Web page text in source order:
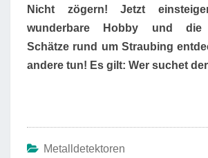
Nicht zögern! Jetzt
wunderbare Hobby und die
Schätze rund um Straubing
andere tun! Es gilt: Wer suchet
Metalldetektoren